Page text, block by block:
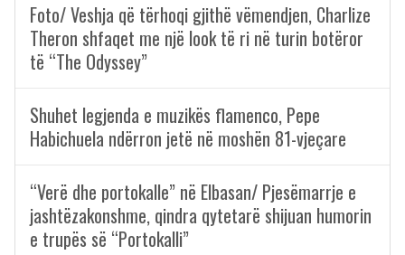
Foto/ Veshja që tërhoqi gjithë vëmendjen, Charlize
Theron shfaqet me një look të ri në turin botëror
të “The Odyssey”
Shuhet legjenda e muzikës flamenco, Pepe
Habichuela ndërron jetë në moshën 81-vjeçare
“Verë dhe portokalle” në Elbasan/ Pjesëmarrje e
jashtëzakonshme, qindra qytetarë shijuan humorin
e trupës së “Portokalli”